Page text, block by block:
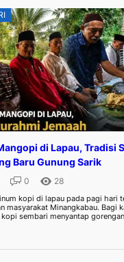
di Lapau, Tradisi
Baru Gunung Sarik
0 28
kopi di lapau pada pagi hari
masyarakat Minangkabau. Bagi
sembari menyantap